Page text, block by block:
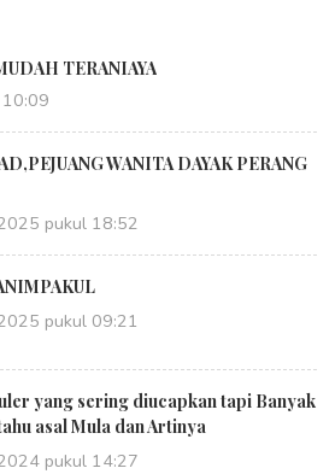
TERANIAYA
WANITA DAYAK PERANG
pukul 18:52
pukul 09:21
yang sering diucapkan tapi Banyak
asal Mula dan Artinya
pukul 14:27